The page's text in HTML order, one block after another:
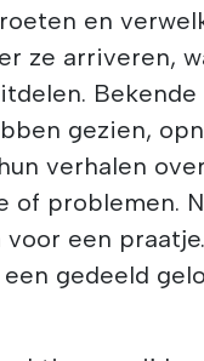
en
ze arriveren,
gezien,
verhalen
of problemen.
een
gedeeld